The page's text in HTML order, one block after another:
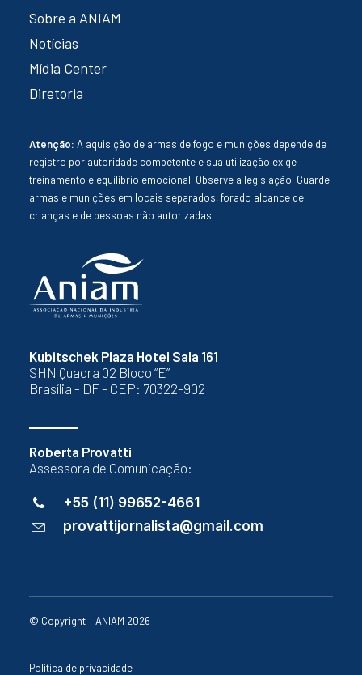
Kubitschek Plaza Hotel Sala 161
SHN Quadra 02 Bloco “E”
Brasília - DF - CEP: 70322-902
Roberta Provatti
Assessora de Comunicação:
+55 (11) 99652-4661
provattijornalista@gmail.com
Sobre a ANIAM
Notícias
Mídia Center
Diretoria
Atenção: A aquisição de armas de fogo e munições depende de
registro por autoridade competente e sua utilização exige
treinamento e equilíbrio emocional. Observe a legislação. Guarde
armas e munições em locais separados, forado alcance de
crianças e de pessoas não autorizadas.
© Copyright – ANIAM 2026
Política de privacidade